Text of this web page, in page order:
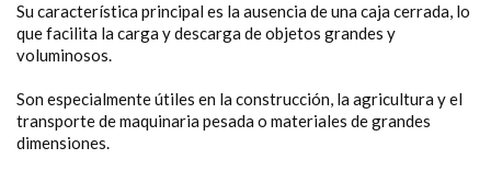
Su característica principal es la ausencia de una caja cerrada, lo
que facilita la carga y descarga de objetos grandes y
voluminosos.
Son especialmente útiles en la construcción, la agricultura y el
transporte de maquinaria pesada o materiales de grandes
dimensiones.